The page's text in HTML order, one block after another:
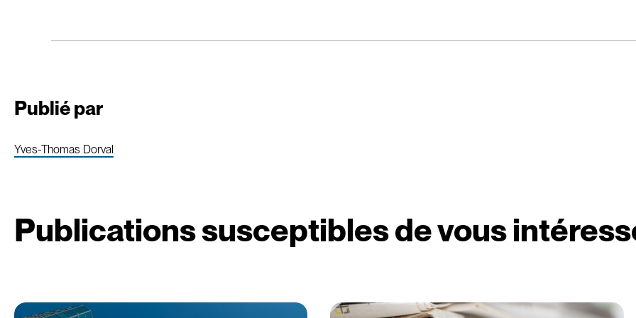
Publié par
Yves-Thomas Dorval
Publications susceptibles de vous